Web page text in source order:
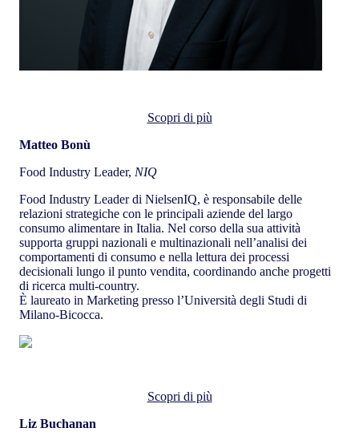
Scopri di più
Matteo Bonù
Food Industry Leader, NIQ
Food Industry Leader di NielsenIQ, è responsabile delle
relazioni strategiche con le principali aziende del largo
consumo alimentare in Italia. Nel corso della sua attività
supporta gruppi nazionali e multinazionali nell’analisi dei
comportamenti di consumo e nella lettura dei processi
decisionali lungo il punto vendita, coordinando anche progetti
di ricerca multi-country.
È laureato in Marketing presso l’Università degli Studi di
Milano-Bicocca.
Scopri di più
Liz Buchanan